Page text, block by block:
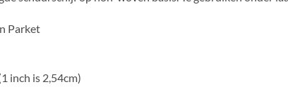
Parket
inch is 2,54cm)